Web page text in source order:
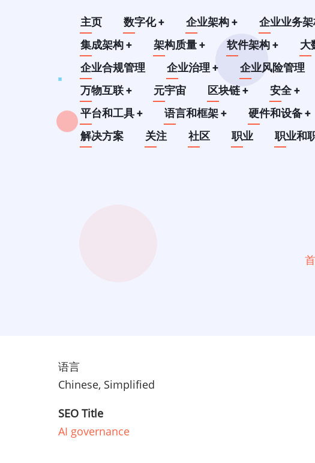
Main
navigation
主页 数字化+ 企业架构+ 企业业务
集成架构+ 架构质量+ 软件架构+ 大
企业合规管理
企业治理+ 企业风险管理
万物互联+ 元宇宙 区块链+ 安全+
平台和工具+ 语言和框架+ 硬件和设备+
解决方案
关注 社区 职业 职业和
语言
Chinese, Simplified
SEO Title
AI governance